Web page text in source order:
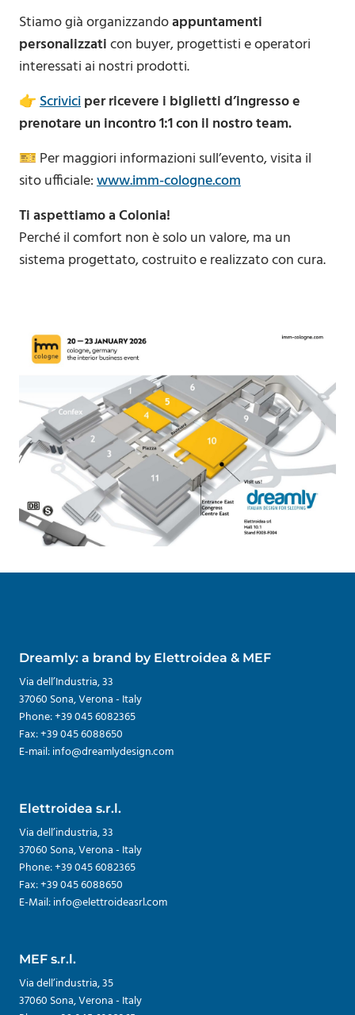
Stiamo già organizzandoappuntamenti
personalizzaticon buyer, progettisti e operatori
interessati ai nostri prodotti.
👉Scriviciper ricevere i biglietti d’ingresso e
prenotare un incontro 1:1 con il nostro team.
🎫 Per maggiori informazioni sull’evento, visita il
sito ufficiale:www.imm-cologne.com
Ti aspettiamo a Colonia!
Perché il comfort non è solo un valore, ma un
sistema progettato, costruito e realizzato con cura.
Dreamly: a brand by Elettroidea & MEF
Via dell’Industria, 33
37060 Sona, Verona - Italy
Phone: +39 045 6082365
Fax: +39 045 6088650
E-mail: info@dreamlydesign.com
Elettroidea s.r.l.
Via dell’industria, 33
37060 Sona, Verona - Italy
Phone: +39 045 6082365
Fax: +39 045 6088650
E-Mail: info@elettroideasrl.com
MEF s.r.l.
Via dell’industria, 35
37060 Sona, Verona - Italy